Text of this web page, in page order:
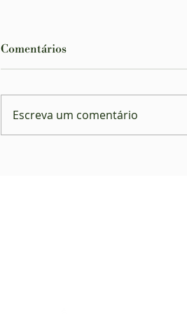
Comentários
Escreva um comentário